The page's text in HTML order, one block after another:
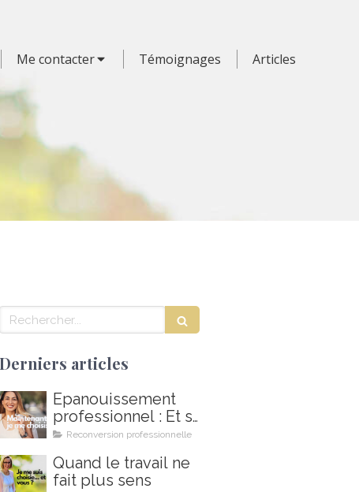
Me contacter Témoignages Articles
Rechercher
Derniers articles
Épanouissement
professionnel : Et si
2026 était votre
Reconversion professionnelle
Quand le travail ne
fait plus sens